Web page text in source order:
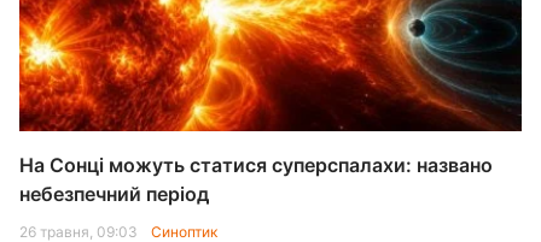
На Сонці можуть статися суперспалахи: названо
небезпечний період
26 травня, 09:03 Синоптик